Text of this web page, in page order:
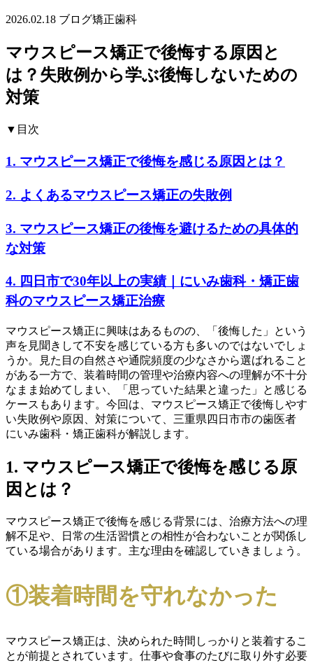
2026.02.18 ブログ矯正歯科
マウスピース矯正で後悔する原因と
は？失敗例から学ぶ後悔しないための
対策
▼目次
1. マウスピース矯正で後悔を感じる原因とは？
2. よくあるマウスピース矯正の失敗例
3. マウスピース矯正の後悔を避けるための具体的
な対策
4. 四日市で30年以上の実績｜にいみ歯科・矯正歯
科のマウスピース矯正治療
マウスピース矯正に興味はあるものの、「後悔した」という
声を見聞きして不安を感じている方も多いのではないでしょ
うか。見た目の自然さや通院頻度の少なさから選ばれること
がある一方で、装着時間の管理や治療内容への理解が不十分
なまま始めてしまい、「思っていた結果と違った」と感じる
ケースもあります。今回は、マウスピース矯正で後悔しやす
い失敗例や原因、対策について、三重県四日市市の歯医者
にいみ歯科・矯正歯科が解説します。
1. マウスピース矯正で後悔を感じる原
因とは？
マウスピース矯正で後悔を感じる背景には、治療方法への理
解不足や、日常の生活習慣との相性が合わないことが関係し
ている場合があります。主な理由を確認していきましょう。
①装着時間を守れなかった
マウスピース矯正は、決められた時間しっかりと装着するこ
とが前提とされています。仕事や食事のたびに取り外す必要